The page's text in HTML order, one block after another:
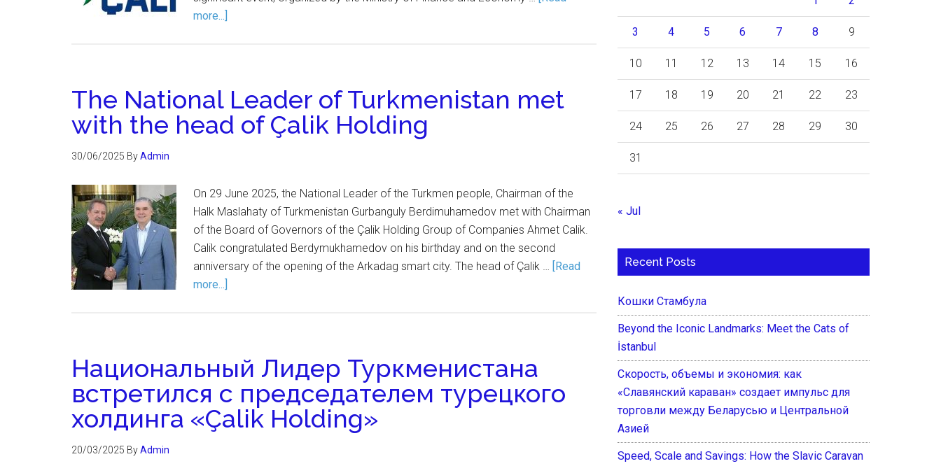
more...]
The National Leader of Turkmenistan met
with the head of Çalik Holding
30/06/2025 ByAdmin
On 29 June 2025, the National Leader of the Turkmen people, Chairman of the
Halk Maslahaty of Turkmenistan Gurbanguly Berdimuhamedov met with Chairman
of the Board of Governors of the Çalik Holding Group of Companies Ahmet Calik.
Calik congratulated Berdymukhamedov on his birthday and on the second
anniversary of the opening of the Arkadag smart city. The head of Çalik … [Read
more...]
Национальный Лидер Туркменистана
встретился с председателем турецкого
холдинга «Çalik Holding»
20/03/2025 ByAdmin
3 4 5 6 7 8 9
10 11 12 13 14 15 16
17 18 19 20 21 22 23
24 25 26 27 28 29 30
31
« Jul
Recent Posts
Кошки Стамбула
Beyond the Iconic Landmarks: Meet the Cats of
İstanbul
Скорость, объемы и экономия: как
«Славянский караван» создает импульс для
торговли между Беларусью и Центральной
Азией
Speed, Scale and Savings: How the Slavic Caravan